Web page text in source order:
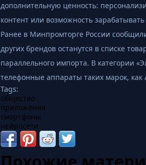
дополнительную ценность:
контент или возможность
Ранее в Минпромторге России
других брендов останутся в списке
параллельного импорта. В категории
телефонные аппараты таких марок, как
Tags:
общество
приложения
смартфоны
нейросети